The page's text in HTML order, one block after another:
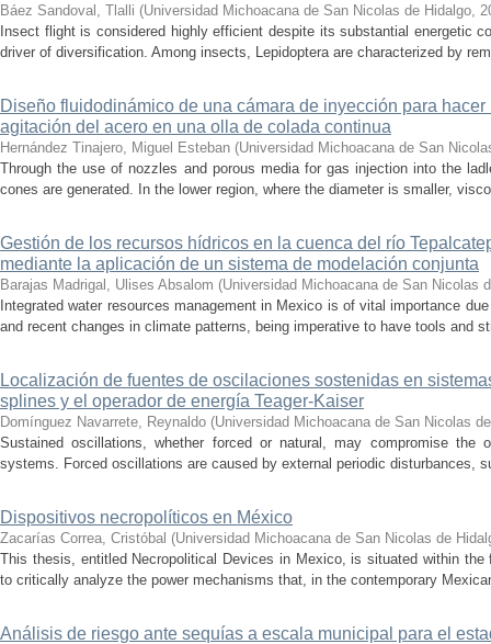
Báez Sandoval, Tlalli (Universidad Michoacana de San Nicolas de Hidalgo,
Insect flight is considered highly efficient despite its substantial energetic
driver of diversification. Among insects, Lepidoptera are characterized by
Diseño fluidodinámico de una cámara de inyección para
agitación del acero en una olla de colada continua
Hernández Tinajero, Miguel Esteban (Universidad Michoacana de San
Through the use of nozzles and porous media for gas injection into the
cones are generated. In the lower region, where the diameter is smaller,
Gestión de los recursos hídricos en la cuenca del río
mediante la aplicación de un sistema de modelación conjunta
Barajas Madrigal, Ulises Absalom (Universidad Michoacana de San Nicolas
Integrated water resources management in Mexico is of vital importance
and recent changes in climate patterns, being imperative to have tools and
Localización de fuentes de oscilaciones sostenidas en
splines y el operador de energía Teager-Kaiser
Domínguez Navarrete, Reynaldo (Universidad Michoacana de San Nicolas
Sustained oscillations, whether forced or natural, may compromise the
systems. Forced oscillations are caused by external periodic disturbances,
Dispositivos necropolíticos en México
Zacarías Correa, Cristóbal (Universidad Michoacana de San Nicolas de
This thesis, entitled Necropolitical Devices in Mexico, is situated within
to critically analyze the power mechanisms that, in the contemporary
Análisis de riesgo ante sequías a escala municipal para el